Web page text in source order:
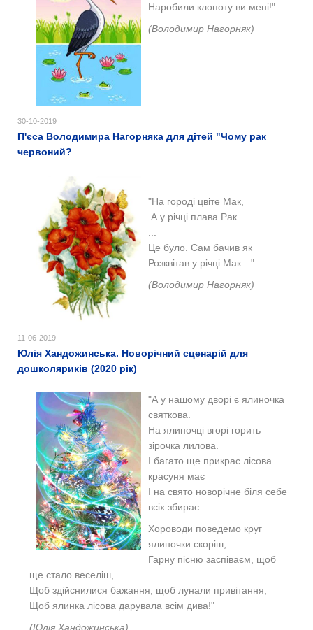
Наробили клопоту ви мені!"
(Володимир Нагорняк)
30-10-2019
П'єса Володимира Нагорняка для дітей "Чому рак
червоний?
"На городі цвіте Мак,
А у річці плава Рак…
...
Це було. Сам бачив як
Розквітав у річці Мак…"
(Володимир Нагорняк)
11-06-2019
Юлія Хандожинська. Новорічний сценарій для
дошколяриків (2020 рік)
"А у нашому дворі є ялиночка
святкова.
На ялиночці вгорі горить
зірочка лилова.
І багато ще прикрас лісова
красуня має
І на свято новорічне біля себе
всіх збирає.
Хороводи поведемо круг
ялиночки скоріш,
Гарну пісню заспіваєм, щоб
ще стало веселіш,
Щоб здійснилися бажання, щоб лунали привітання,
Щоб ялинка лісова дарувала всім дива!"
(Юлія Хандожинська)